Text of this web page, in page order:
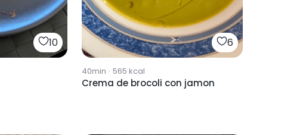
10 6
40min · 565 kcal
Crema de brocoli con jamon